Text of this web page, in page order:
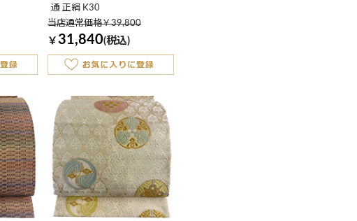
通 正絹 K30
当店通常価格￥39,800
￥ 31,840(税込)